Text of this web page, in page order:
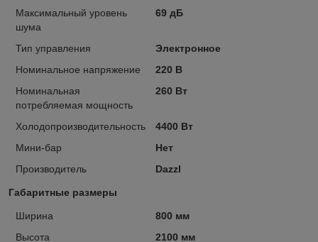
Максимальный уровень
шума
69 дБ
Тип управления
Электронное
Номинальное напряжение
220 В
Номинальная
потребляемая мощность
260 Вт
Холодопроизводительность
4400 Вт
Мини-бар
Нет
Производитель
Dazzl
Габаритные размеры
Ширина
800 мм
Высота
2100 мм